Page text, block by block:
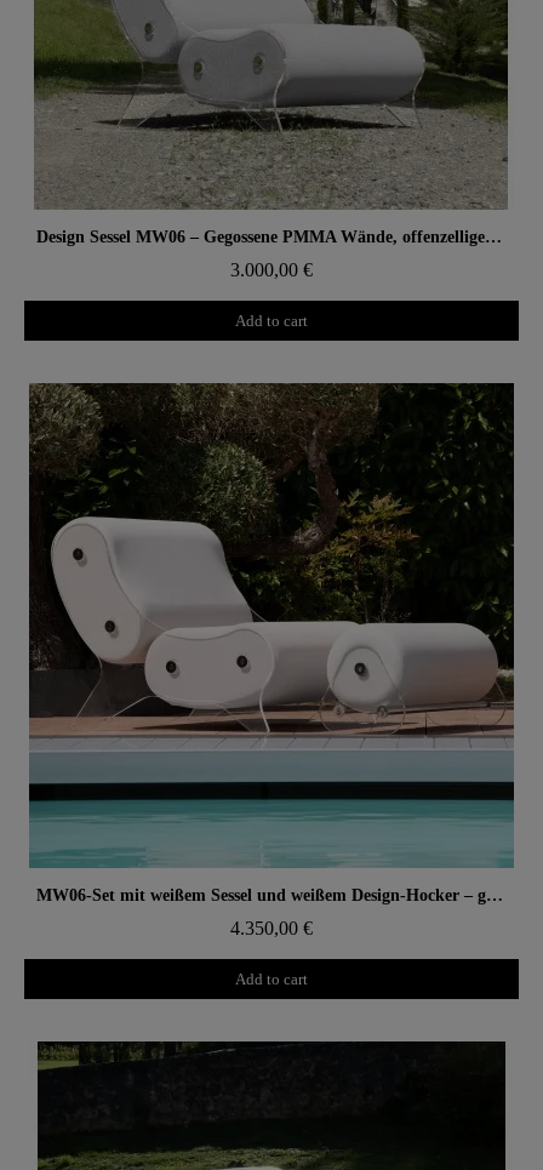
Aperçu rapide Design Sessel MW06 – Gegossene PMMA Wände, offenzelliger Schaumstoffsitz
3.000,00 €
Add to cart
Aperçu rapide MW06-Set mit weißem Sessel und weißem Design-Hocker – gegossene PMMA-Wände, Alveolarschaum-Sitz
4.350,00 €
Add to cart